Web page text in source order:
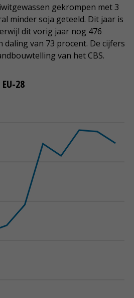
gekrompen met 3
minder soja geteeld. Dit jaar is
dit vorig jaar nog 476
daling van 73 procent. De cijfers
van het CBS.